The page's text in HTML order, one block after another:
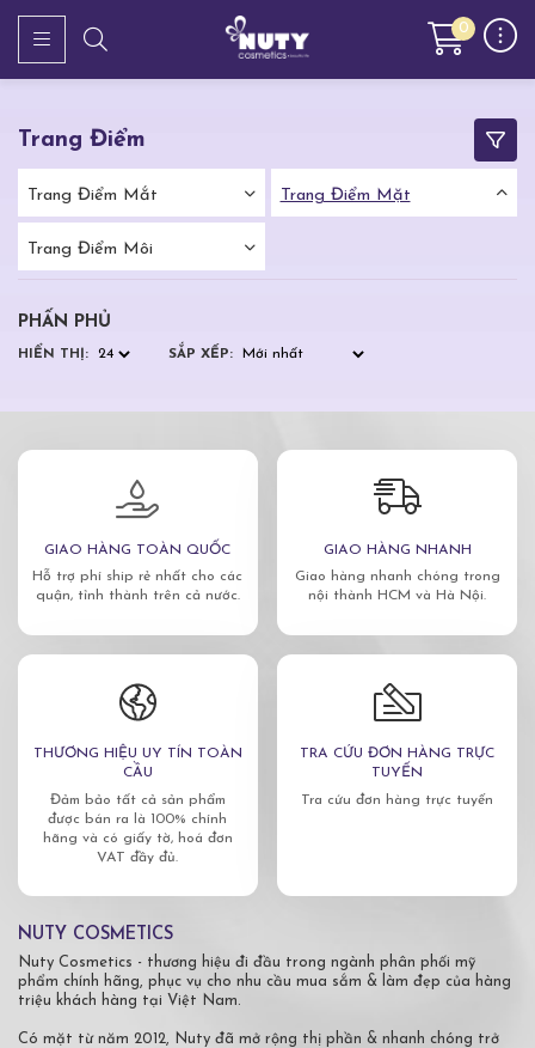
0
Trang Điểm
Trang Điểm Mắt Trang Điểm Mặt
Trang Điểm Môi
PHẤN PHỦ
HIỂN THỊ: SẮP XẾP:
GIAO HÀNG TOÀN QUỐC
Hỗ trợ phí ship rẻ nhất cho các
quận, tỉnh thành trên cả nước.
GIAO HÀNG NHANH
Giao hàng nhanh chóng trong
nội thành HCM và Hà Nội.
THƯƠNG HIỆU UY TÍN TOÀN
CẦU
Đảm bảo tất cả sản phẩm
được bán ra là 100% chính
hãng và có giấy tờ, hoá đơn
VAT đầy đủ.
TRA CỨU ĐƠN HÀNG TRỰC
TUYẾN
Tra cứu đơn hàng trực tuyến
NUTY COSMETICS
Nuty Cosmetics - thương hiệu đi đầu trong ngành phân phối mỹ
phẩm chính hãng, phục vụ cho nhu cầu mua sắm & làm đẹp của hàng
triệu khách hàng tại Việt Nam.
Có mặt từ năm 2012, Nuty đã mở rộng thị phần & nhanh chóng trở